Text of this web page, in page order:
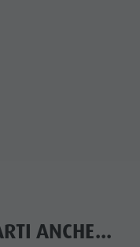
ANCHE...